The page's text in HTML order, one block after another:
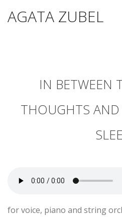
AGATA ZUBEL
IN BETWEEN
THOUGHTS
for voice, piano and string